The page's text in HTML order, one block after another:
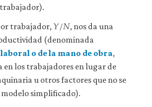
trabajador, 𝑌/𝑁
Y / N , nos da una
(denominada
o de la mano de obra,
en los trabajadores en lugar de
u otros factores que no se
simplificado).